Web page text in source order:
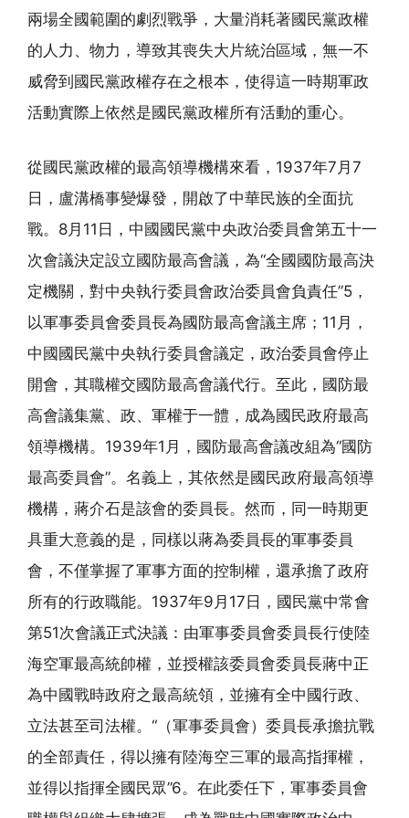
兩場全國範圍的劇烈戰爭，大量消耗著國民黨政權
的人力、物力，導致其喪失大片統治區域，無一不
威脅到國民黨政權存在之根本，使得這一時期軍政
活動實際上依然是國民黨政權所有活動的重心。
從國民黨政權的最高領導機構來看，1937年7月7
日，盧溝橋事變爆發，開啟了中華民族的全面抗
戰。8月11日，中國國民黨中央政治委員會第五十一
次會議決定設立國防最高會議，為“全國國防最高決
定機關，對中央執行委員會政治委員會負責任”5，
以軍事委員會委員長為國防最高會議主席；11月，
中國國民黨中央執行委員會議定，政治委員會停止
開會，其職權交國防最高會議代行。至此，國防最
高會議集黨、政、軍權于一體，成為國民政府最高
領導機構。1939年1月，國防最高會議改組為“國防
最高委員會”。名義上，其依然是國民政府最高領導
機構，蔣介石是該會的委員長。然而，同一時期更
具重大意義的是，同樣以蔣為委員長的軍事委員
會，不僅掌握了軍事方面的控制權，還承擔了政府
所有的行政職能。1937年9月17日，國民黨中常會
第51次會議正式決議：由軍事委員會委員長行使陸
海空軍最高統帥權，並授權該委員會委員長蔣中正
為中國戰時政府之最高統領，並擁有全中國行政、
立法甚至司法權。“（軍事委員會）委員長承擔抗戰
的全部責任，得以擁有陸海空三軍的最高指揮權，
並得以指揮全國民眾”6。在此委任下，軍事委員會